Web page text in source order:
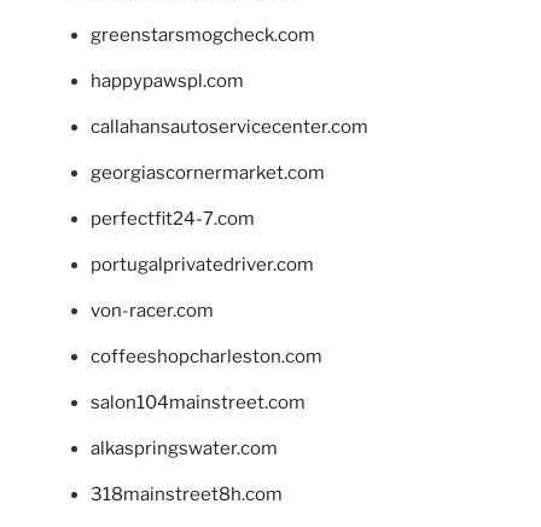
greenstarsmogcheck.com
happypawspl.com
callahansautoservicecenter.com
georgiascornermarket.com
perfectfit24-7.com
portugalprivatedriver.com
von-racer.com
coffeeshopcharleston.com
salon104mainstreet.com
alkaspringswater.com
318mainstreet8h.com